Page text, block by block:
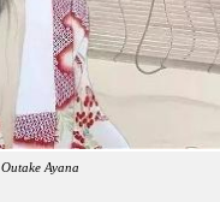
Outake Ayana